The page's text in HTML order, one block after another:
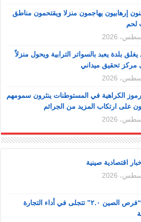
إرهابيون يهاجمون منزلا ويقتحمون مناطق
لحم
يغلق بلدة يعبد بالسواتر الترابية ويحول منزلاً
مركز تحقيق ميداني
الكراهية في المستوطنات ينثرون سمومهم
على ارتكاب المزيد من الجرائم
اقتصادية صينية
تعليق: “فرص الصين ٢.٠” تتجلى في أداء التجارة